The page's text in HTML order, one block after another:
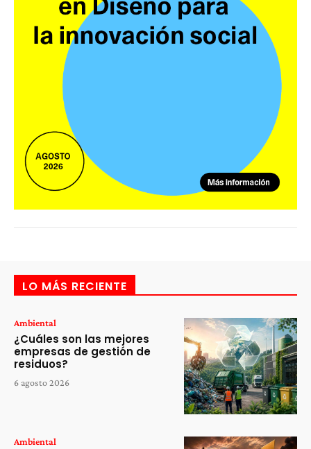
LO MÁS RECIENTE
Ambiental
¿Cuáles son las mejores
empresas de gestión de
residuos?
6 agosto 2026
Ambiental